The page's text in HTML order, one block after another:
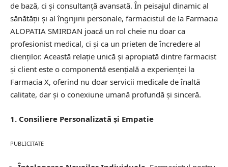
de bază, ci și consultanță avansată. În peisajul dinamic al
sănătății și al îngrijirii personale, farmacistul de la Farmacia
ALOPATIA SMIRDAN joacă un rol cheie nu doar ca
profesionist medical, ci și ca un prieten de încredere al
clienților. Această relație unică și apropiată dintre farmacist
și client este o componentă esențială a experienței la
Farmacia X, oferind nu doar servicii medicale de înaltă
calitate, dar și o conexiune umană profundă și sinceră.
1. Consiliere Personalizată și Empatie
PUBLICITATE